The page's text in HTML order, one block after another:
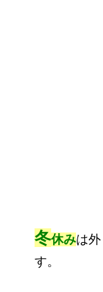
冬休みは
す。